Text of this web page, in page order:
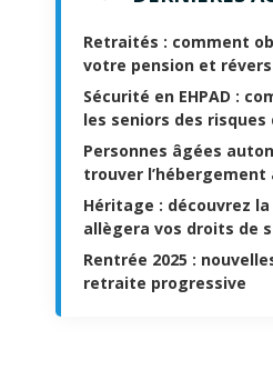
Retraités : comment
votre pension et
Sécurité en EHPAD :
les seniors des risques
Personnes âgées
trouver l’hébergement
Héritage : découvrez
allègera vos droits de
Rentrée 2025 :
retraite progressive